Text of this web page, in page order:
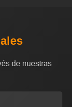
de nuestras